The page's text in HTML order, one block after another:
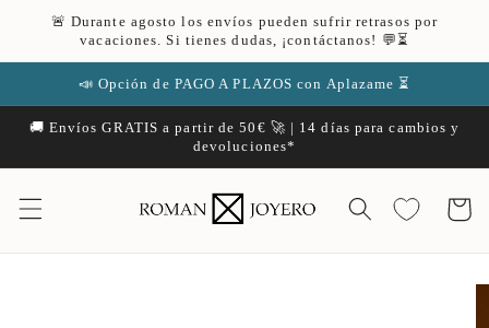
directamente
al contenido
🚨 Durante agosto los envíos pueden sufrir retrasos por
vacaciones. Si tienes dudas, ¡contáctanos! 💬⏳
📣 Opción de PAGO A PLAZOS con Aplazame ⏳
🚚 Envíos GRATIS a partir de 50€ 🚀 | 14 días para cambios y
devoluciones*
Carrito